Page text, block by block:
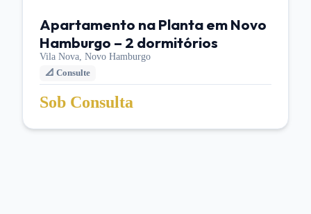
Apartamento na Planta em Novo
Hamburgo – 2 dormitórios
Vila Nova, Novo Hamburgo
📐 Consulte
Sob Consulta